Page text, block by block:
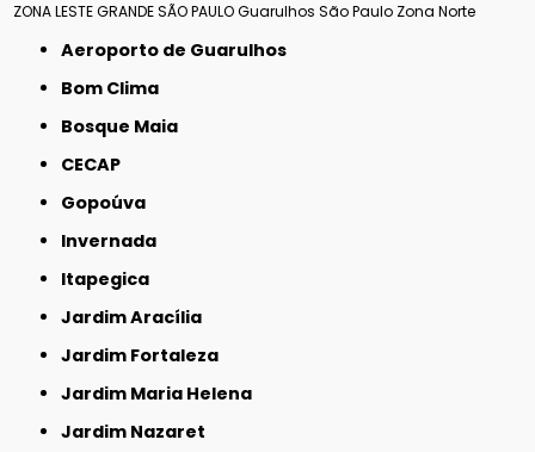
ZONA LESTEGRANDE SÃO PAULOGuarulhos São Paulo Zona Norte
Aeroporto de Guarulhos
Bom Clima
Bosque Maia
CECAP
Gopoúva
Invernada
Itapegica
Jardim Aracília
Jardim Fortaleza
Jardim Maria Helena
Jardim Nazaret